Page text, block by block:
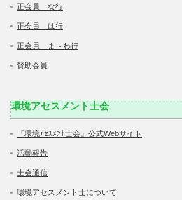
正会員 な行
正会員 は行
正会員 ま～わ行
賛助会員
環境アセスメント士会
『環境ｱｾｽﾒﾝﾄ士会』公式Webサイト
活動報告
士会通信
環境アセスメント士について